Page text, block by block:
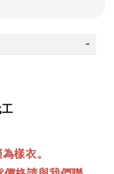
樣衣。